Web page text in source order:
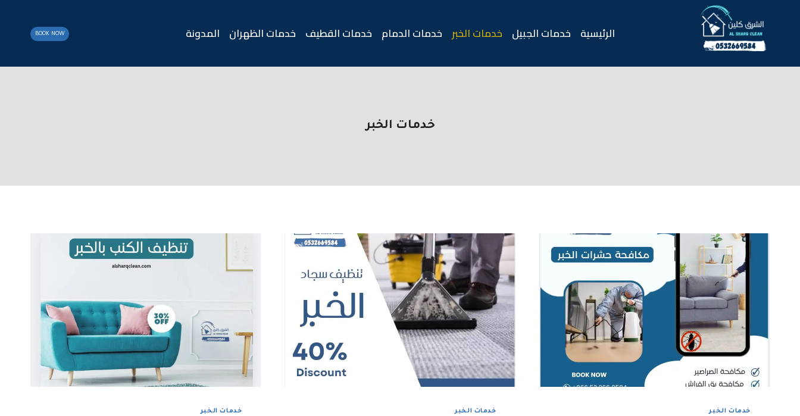
الرئيسية خدمات الجبيل خدمات الخبر خدمات الدمام خدمات القطيف خدمات الظهران المدونة BOOK NOW
خدمات الخبر
خدمات الخبر خدمات الخبر خدمات الخبر